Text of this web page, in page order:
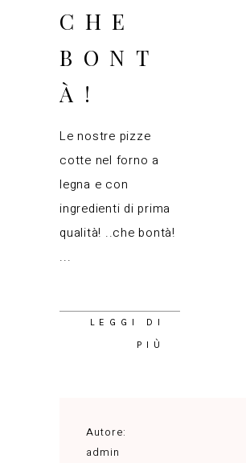
CHE
BONT
À!
Le nostre pizze
cotte nel forno a
legna e con
ingredienti di prima
qualità! ..che bontà!
LEGGI DI
PIÙ
Autore:
admin